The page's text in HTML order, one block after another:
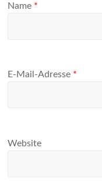
Name *
E-Mail-Adresse *
Website